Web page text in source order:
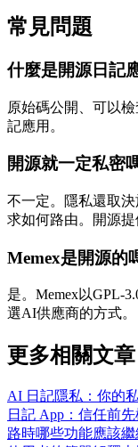
常見問題
什麼是開源日記
原始碼公開、可以
記應用。
開源就一定私密
不一定。隱私還取
求如何路由。開源提
Memex是開源的
是。Memex以GPL-
選AI供應商的方式。
更多相關文章
AI 日記隱私：你的
日記 App：信任前
路時哪些功能應該